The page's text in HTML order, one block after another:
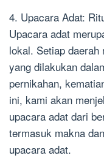
4. Upacara Adat:
Upacara adat
lokal. Setiap
yang dilakukan
pernikahan,
ini, kami akan
upacara adat dari
termasuk makna
upacara adat.